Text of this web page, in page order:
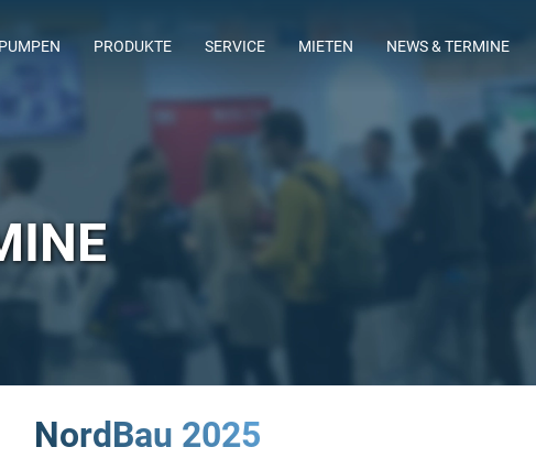
PRODUKTE SERVICE
FLOWTIMIZE
MIETEN NEWS & TERMINE
NordBau 2025